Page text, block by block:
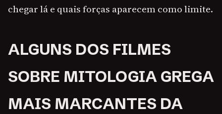
chegar lá e quais forças aparecem como limite.
ALGUNS DOS FILMES
SOBRE MITOLOGIA GREGA
MAIS MARCANTES DA